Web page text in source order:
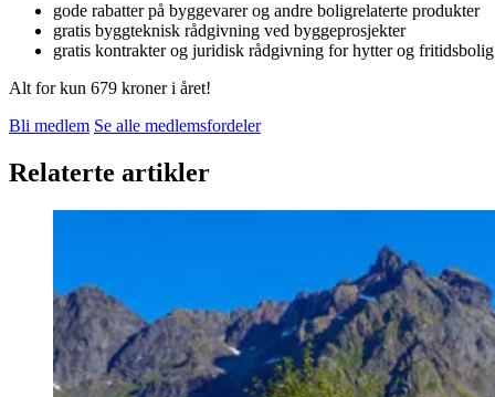
gode rabatter på byggevarer og andre boligrelaterte produkter
gratis byggteknisk rådgivning ved byggeprosjekter
gratis kontrakter og juridisk rådgivning for hytter og fritidsbolig
Alt for kun 679 kroner i året!
Bli medlem Se alle medlemsfordeler
Relaterte artikler